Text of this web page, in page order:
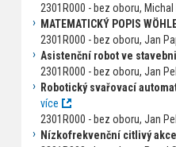
2301R000 - bez oboru,
MATEMATICKÝ POPIS
2301R000 - bez oboru, Jan
Asistenční robot ve
2301R000 - bez oboru, Jan
Robotický svařovací
více
2301R000 - bez oboru, Jan
Nízkofrekvenční citlivý